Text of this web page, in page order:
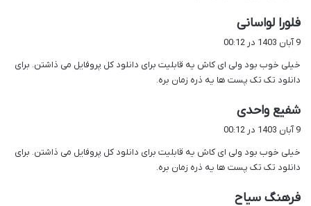
فلورا لواسانی
ف
:
9 آبان 1403 در 00:12
خیلی خوب بود ولی ای کاش یه قابلیت برای دانلود کل پروفایل می ذاشتن. برای
دانلود تک تک پست ها یه ذره زمان بره.
شفیع واحدی
ف
:
9 آبان 1403 در 00:12
خیلی خوب بود ولی ای کاش یه قابلیت برای دانلود کل پروفایل می ذاشتن. برای
دانلود تک تک پست ها یه ذره زمان بره.
فرهنگ سیاح